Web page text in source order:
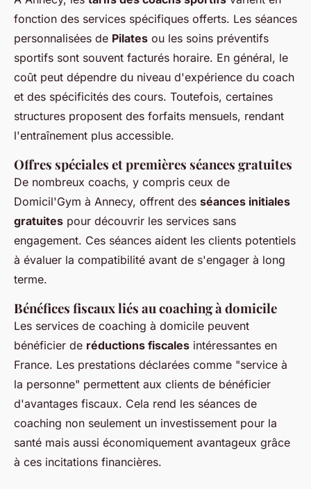
fonction des services spécifiques offerts. Les séances
personnalisées de Pilates ou les soins préventifs
sportifs sont souvent facturés horaire. En général, le
coût peut dépendre du niveau d'expérience du coach
et des spécificités des cours. Toutefois, certaines
structures proposent des forfaits mensuels, rendant
l'entraînement plus accessible.
Offres spéciales et premières séances gratuites
De nombreux coachs, y compris ceux de
Domicil'Gym à Annecy, offrent des séances initiales
gratuites pour découvrir les services sans
engagement. Ces séances aident les clients potentiels
à évaluer la compatibilité avant de s'engager à long
terme.
Bénéfices fiscaux liés au coaching à domicile
Les services de coaching à domicile peuvent
bénéficier de réductions fiscales intéressantes en
France. Les prestations déclarées comme "service à
la personne" permettent aux clients de bénéficier
d'avantages fiscaux. Cela rend les séances de
coaching non seulement un investissement pour la
santé mais aussi économiquement avantageux grâce
à ces incitations financières.